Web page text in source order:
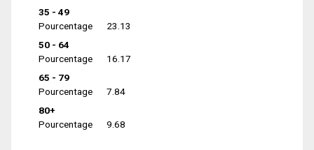
35 - 49
Pourcentage
23.13
50 - 64
Pourcentage
16.17
65 - 79
Pourcentage
7.84
80+
Pourcentage
9.68